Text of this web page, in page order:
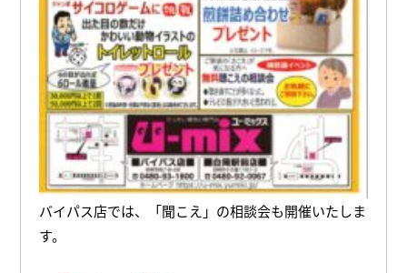
バイパス店では、「聞こえ」の相談会も開催いたしま
す。